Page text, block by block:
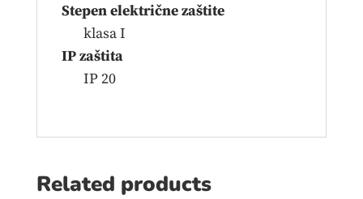
Stepen električne zaštite
klasa I
IP zaštita
IP 20
Related products